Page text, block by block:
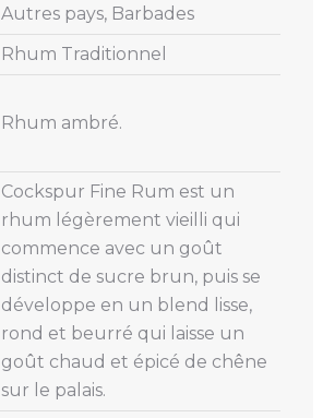
Autres pays, Barbades
Rhum Traditionnel
Rhum ambré.
Cockspur Fine Rum est un
rhum légèrement vieilli qui
commence avec un goût
distinct de sucre brun, puis se
développe en un blend lisse,
rond et beurré qui laisse un
goût chaud et épicé de chêne
sur le palais.